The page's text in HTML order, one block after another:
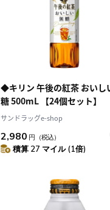
◆キリン 午後の紅茶 おいし
糖 500mL 【24個セット】
サンドラッグe-shop
2,980 円 （税込）
積算 27 マイル (1倍)